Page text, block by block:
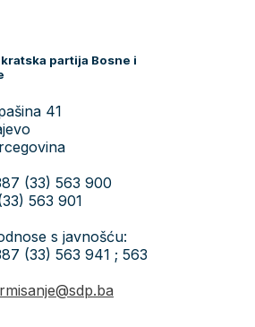
partija Bosne i
41
(33) 563 900
563 901
s javnošću:
(33) 563 941 ; 563